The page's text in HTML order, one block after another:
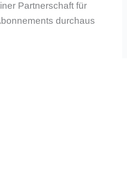
Partnerschaft für
durchaus